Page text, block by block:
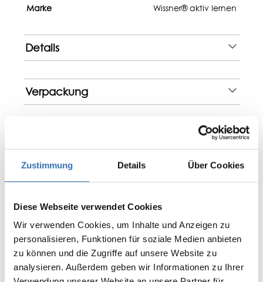
Zustimmung Details Über Cookies
Diese Webseite verwendet Cookies
Wir verwenden Cookies, um Inhalte und Anzeigen zu
personalisieren, Funktionen für soziale Medien anbieten
zu können und die Zugriffe auf unsere Website zu
analysieren. Außerdem geben wir Informationen zu Ihrer
Marke
Wissner® aktiv lernen
Details
Verpackung
0 von 0 Bewertungen
Durchschnittliche Bewertung von 0 von 5 Sternen
Bewerten Sie dieses Produkt!
Teilen Sie Ihre Erfahrungen mit anderen
Kunden.